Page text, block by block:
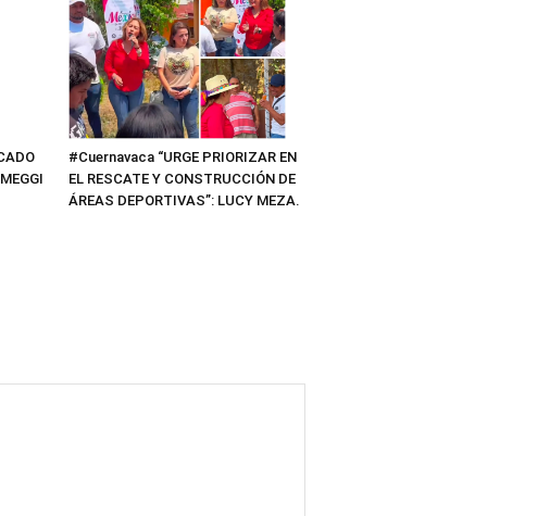
#Cuernavaca “URGE PRIORIZAR EN
EL RESCATE Y CONSTRUCCIÓN DE
ÁREAS DEPORTIVAS”: LUCY MEZA.